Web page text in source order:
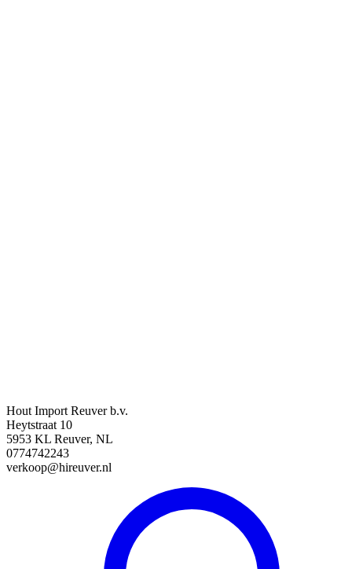
Hout Import Reuver b.v.
Heytstraat 10
5953 KL Reuver, NL
0774742243
verkoop@hireuver.nl